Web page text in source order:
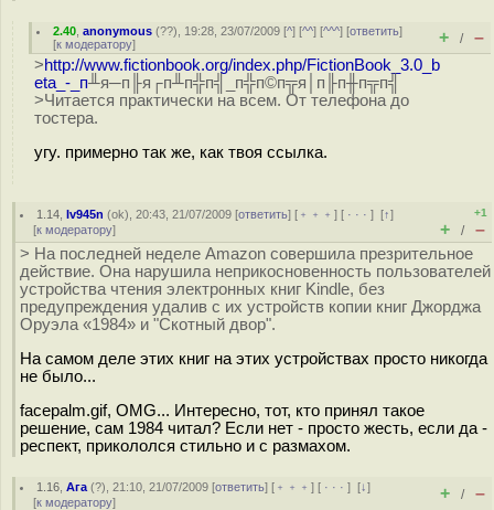
2.40 ,anonymous (??), 19:28, 23/07/2009 [^] [^^] [^^^] [ответить]
[к модератору] + / –
>http://www.fictionbook.org/index.php/FictionBook_3.0_b
eta_-_п╨я─п╟я┌п╨п╬п╣_п╬п©п╦я│п╟п╫п╦п╣
>Читается практически на всем. От телефона до
тостера.
угу. примерно так же, как твоя ссылка.
1.14 ,Iv945n (ok), 20:43, 21/07/2009 [ответить] [ ﹢﹢﹢] [ · · ·][↑]
[к модератору]
+1
+ / –
> На последней неделе Amazon совершила презрительное
действие. Она нарушила неприкосновенность пользователей
устройства чтения электронных книг Kindle, без
предупреждения удалив с их устройств копии книг Джорджа
Оруэла «1984» и "Скотный двор".
На самом деле этих книг на этих устройствах просто никогда
не было...
facepalm.gif, OMG... Интересно, тот, кто принял такое
решение, сам 1984 читал? Если нет - просто жесть, если да -
респект, прикололся стильно и с размахом.
1.16 ,Ага (?), 21:10, 21/07/2009 [ответить] [ ﹢﹢﹢] [ · · ·][↓]
[к модератору] + / –